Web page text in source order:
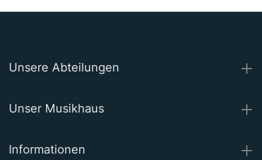
Unsere Abteilungen
Unser Musikhaus
Informationen